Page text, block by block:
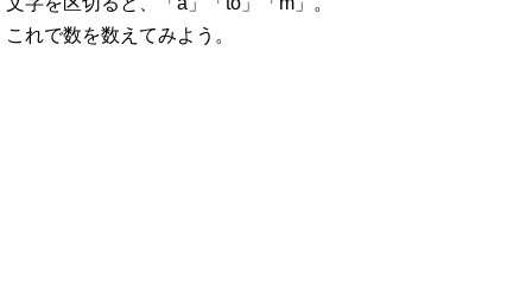
これで数を数えてみよう。